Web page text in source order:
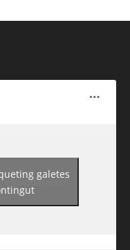
guiadereus/
galetes